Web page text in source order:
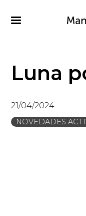
contenido
Luna
21/04/2024
NOVEDADES